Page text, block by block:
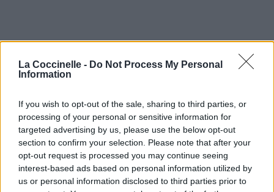
La Coccinelle - Do Not Process My Personal
Information
If you wish to opt-out of the sale, sharing to third parties, or
processing of your personal or sensitive information for
targeted advertising by us, please use the below opt-out
section to confirm your selection. Please note that after your
opt-out request is processed you may continue seeing
interest-based ads based on personal information utilized by
us or personal information disclosed to third parties prior to